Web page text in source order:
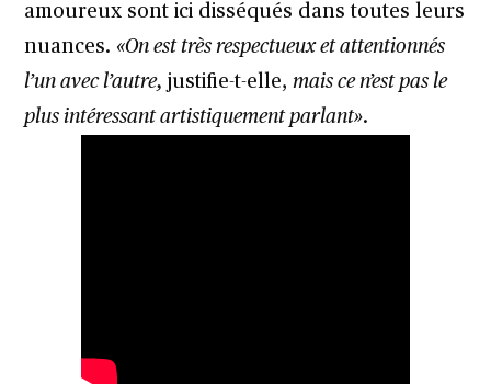
amoureux sont ici disséqués dans toutes leurs
nuances. «On est très respectueux et attentionnés
l’un avec l’autre,justifie-t-elle,mais ce n’est pas le
plus intéressant artistiquement parlant».